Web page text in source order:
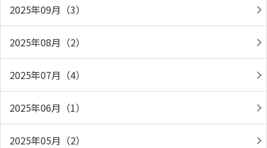
2025年09月（3）
2025年08月（2）
2025年07月（4）
2025年06月（1）
2025年05月（2）